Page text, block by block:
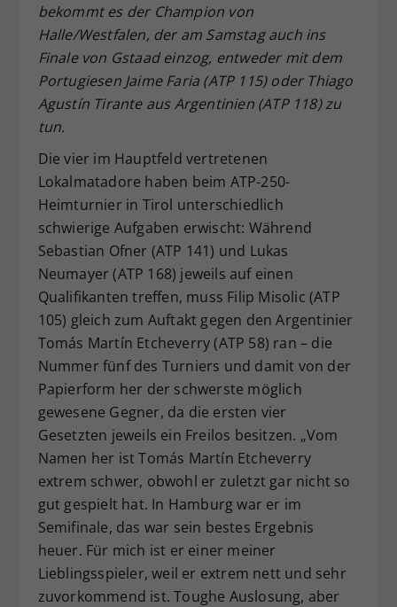
bekommt es der Champion von
Halle/Westfalen, der am Samstag auch ins
Finale von Gstaad einzog, entweder mit dem
Portugiesen Jaime Faria (ATP 115) oder Thiago
Agustín Tirante aus Argentinien (ATP 118) zu
tun.
Die vier im Hauptfeld vertretenen
Lokalmatadore haben beim ATP-250-
Heimturnier in Tirol unterschiedlich
schwierige Aufgaben erwischt: Während
Sebastian Ofner (ATP 141) und Lukas
Neumayer (ATP 168) jeweils auf einen
Qualifikanten treffen, muss Filip Misolic (ATP
105) gleich zum Auftakt gegen den Argentinier
Tomás Martín Etcheverry (ATP 58) ran – die
Nummer fünf des Turniers und damit von der
Papierform her der schwerste möglich
gewesene Gegner, da die ersten vier
Gesetzten jeweils ein Freilos besitzen. „Vom
Namen her ist Tomás Martín Etcheverry
extrem schwer, obwohl er zuletzt gar nicht so
gut gespielt hat. In Hamburg war er im
Semifinale, das war sein bestes Ergebnis
heuer. Für mich ist er einer meiner
Lieblingsspieler, weil er extrem nett und sehr
zuvorkommend ist. Toughe Auslosung, aber
Zweck
Dieser Wert speichert Ihre Consent-
Einstellungen. Unter anderem eine
zufällig generierte ID, für die
historische Speicherung Ihrer
vorgenommen Einstellungen, falls der